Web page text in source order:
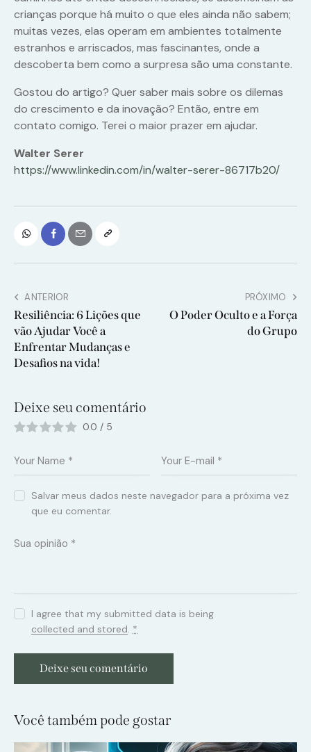
crianças porque há muito o que eles ainda não sabem;
muitas vezes, elas operam em ambientes totalmente
estranhos e arriscados, mas fascinantes, onde a
descoberta bem como a surpresa são uma constante.
Gostou do artigo? Quer saber mais sobre os dilemas
do crescimento e da inovação? Então, entre em
contato comigo. Terei o maior prazer em ajudar.
Walter Serer
https://www.linkedin.com/in/walter-serer-86717b20/
ANTERIOR
Resiliência: 6 Lições que
vão Ajudar Você a
Enfrentar Mudanças e
Desafios na vida!
PRÓXIMO
O Poder Oculto e a Força
do Grupo
Deixe seu comentário
0.0 / 5
Salvar meus dados neste navegador para a próxima vez
que eu comentar.
I agree that my submitted data is being
collected and stored. *
Você também pode gostar